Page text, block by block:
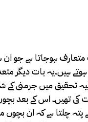
ہوجاتا ہے جو ان
ہوتے ہیں۔یہ بات
تھیں۔ اس کے بعد
پتہ چلتا ہے کہ ان